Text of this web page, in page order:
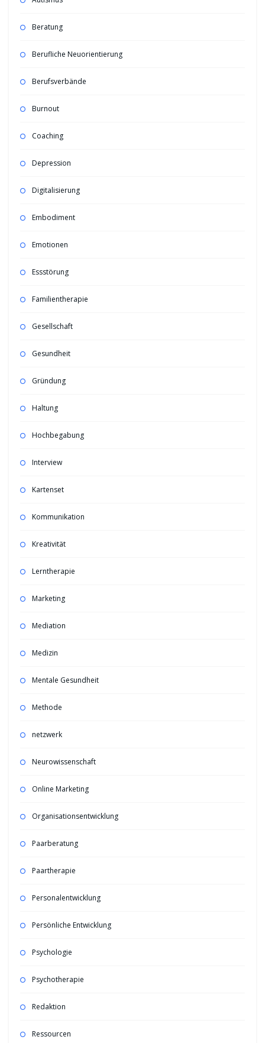
Beratung
Berufliche Neuorientierung
Berufsverbände
Burnout
Coaching
Depression
Digitalisierung
Embodiment
Emotionen
Essstörung
Familientherapie
Gesellschaft
Gesundheit
Gründung
Haltung
Hochbegabung
Interview
Kartenset
Kommunikation
Kreativität
Lerntherapie
Marketing
Mediation
Medizin
Mentale Gesundheit
Methode
netzwerk
Neurowissenschaft
Online Marketing
Organisationsentwicklung
Paarberatung
Paartherapie
Personalentwicklung
Persönliche Entwicklung
Psychologie
Psychotherapie
Redaktion
Ressourcen